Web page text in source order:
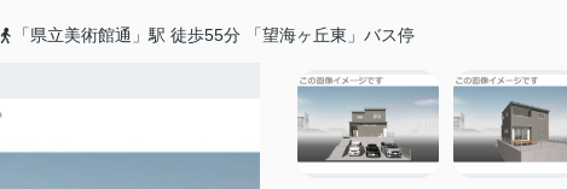
「県立美術館通」駅 徒歩55分 「望海ヶ丘東」バス停